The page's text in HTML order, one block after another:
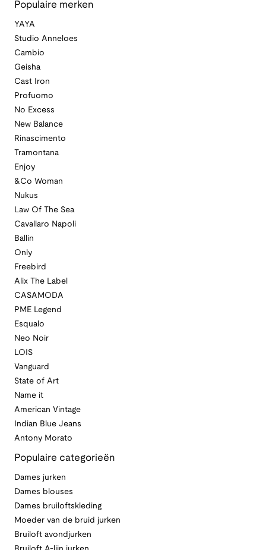
Populaire merken
YAYA
Studio Anneloes
Cambio
Geisha
Cast Iron
Profuomo
No Excess
New Balance
Rinascimento
Tramontana
Enjoy
&Co Woman
Nukus
Law Of The Sea
Cavallaro Napoli
Ballin
Only
Freebird
Alix The Label
CASAMODA
PME Legend
Esqualo
Neo Noir
LOIS
Vanguard
State of Art
Name it
American Vintage
Indian Blue Jeans
Antony Morato
Populaire categorieën
Dames jurken
Dames blouses
Dames bruiloftskleding
Moeder van de bruid jurken
Bruiloft avondjurken